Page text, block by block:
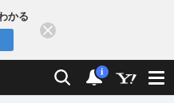
かる
検索 通知
i